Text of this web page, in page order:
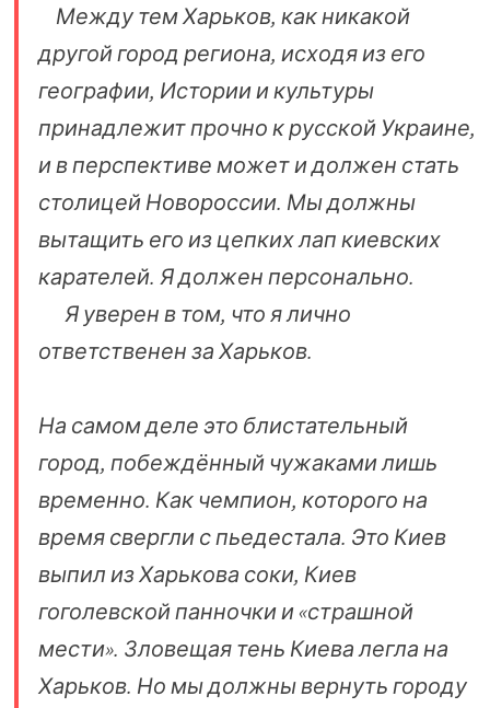
Между тем Харьков, как никакой
другой город региона, исходя из его
географии, Истории и культуры
принадлежит прочно к русской Украине,
и в перспективе может и должен стать
столицей Новороссии. Мы должны
вытащить его из цепких лап киевских
карателей. Я должен персонально.
Я уверен в том, что я лично
ответственен за Харьков.
На самом деле это блистательный
город, побеждённый чужаками лишь
временно. Как чемпион, которого на
время свергли с пьедестала. Это Киев
выпил из Харькова соки, Киев
гоголевской панночки и «страшной
мести». Зловещая тень Киева легла на
Харьков. Но мы должны вернуть городу